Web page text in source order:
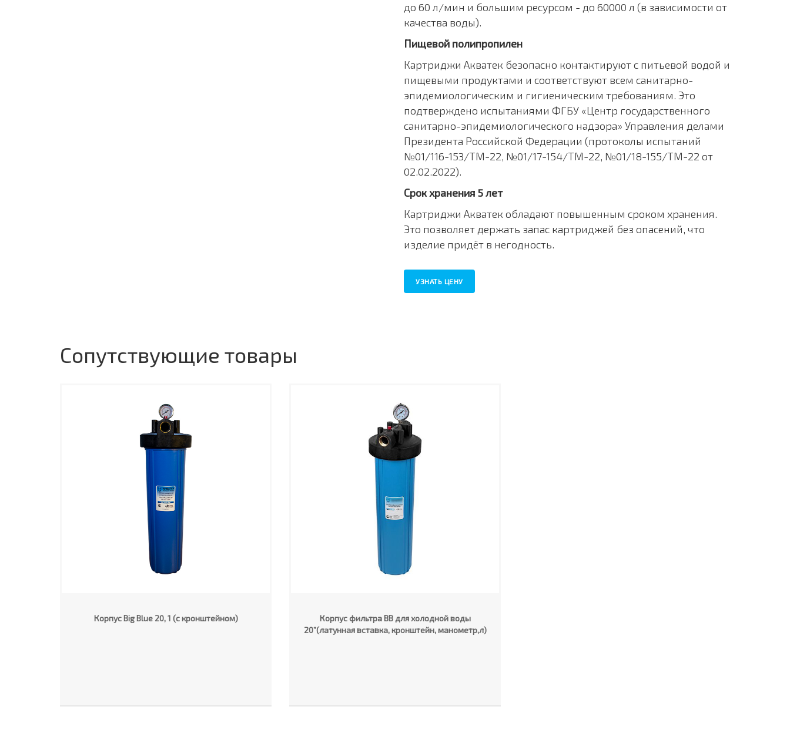
до 60 л/мин и большим ресурсом - до 60000 л (в зависимости от
качества воды).
Пищевой полипропилен
Картриджи Акватек безопасно контактируют с питьевой водой и
пищевыми продуктами и соответствуют всем санитарно-
эпидемиологическим и гигиеническим требованиям. Это
подтверждено испытаниями ФГБУ «Центр государственного
санитарно-эпидемиологического надзора» Управления делами
Президента Российской Федерации (протоколы испытаний
№01/116-153/ТМ-22, №01/17-154/ТМ-22, №01/18-155/ТМ-22 от
02.02.2022).
Срок хранения 5 лет
Картриджи Акватек обладают повышенным сроком хранения.
Это позволяет держать запас картриджей без опасений, что
изделие придёт в негодность.
УЗНАТЬ ЦЕНУ
Сопутствующие товары
Корпус Big Blue 20, 1 (с кронштейном)
Корпус фильтра ВВ для холодной воды
20”(латунная вставка, кронштейн, манометр,л)